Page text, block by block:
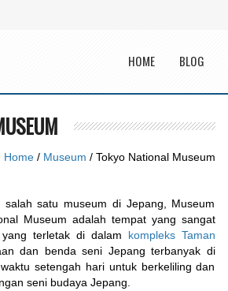
Main menu
HOME BLOG
Home/ Museum / Tokyo National Museum
satu museum di Jepang, Museum
Museum adalah tempat yang sangat
terletak di dalam kompleks Taman
dan benda seni Jepang terbanyak di
setengah hari untuk berkeliling dan
seni budaya Jepang.